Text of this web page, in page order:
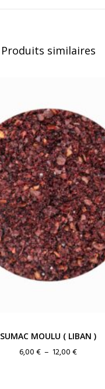
Produits similaires
SUMAC MOULU ( LIBAN )
6,00€ – 12,00€Plage